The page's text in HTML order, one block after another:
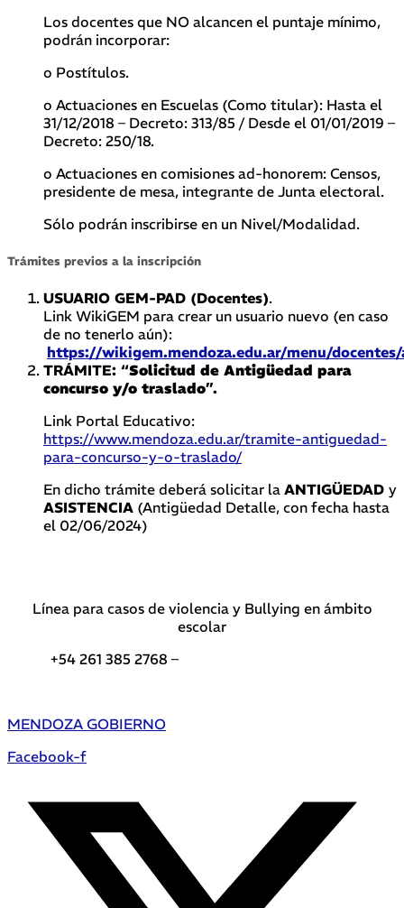
Los docentes que NO alcancen el puntaje mínimo,
podrán incorporar:
o Postítulos.
o Actuaciones en Escuelas (Como titular): Hasta el
31/12/2018 – Decreto: 313/85 / Desde el 01/01/2019 –
Decreto: 250/18.
o Actuaciones en comisiones ad-honorem: Censos,
presidente de mesa, integrante de Junta electoral.
Sólo podrán inscribirse en un Nivel/Modalidad.
Trámites previos a la inscripción
USUARIO GEM-PAD (Docentes).
Link WikiGEM para crear un usuario nuevo (en caso
de no tenerlo aún):
https://wikigem.mendoza.edu.ar/menu/docentes/
TRÁMITE: “Solicitud de Antigüedad para
concurso y/o traslado”.
Link Portal Educativo:
https://www.mendoza.edu.ar/tramite-antiguedad-
para-concurso-y-o-traslado/
En dicho trámite deberá solicitar la ANTIGÜEDAD y
ASISTENCIA (Antigüedad Detalle, con fecha hasta
el 02/06/2024)
Línea para casos de violencia y Bullying en ámbito
escolar
+54 261 385 2768 –
MENDOZA GOBIERNO
Facebook-f